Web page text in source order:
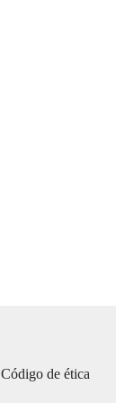
Código de ética